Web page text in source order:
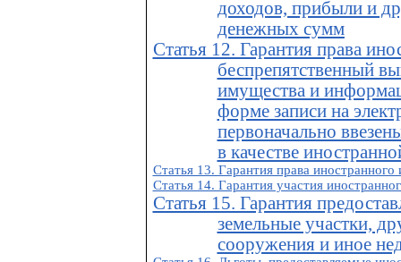
доходов, прибыли и
денежных сумм
Статья 12. Гарантия права
беспрепятственный
имущества и
форме записи на
первоначально
в качестве
Статья 13. Гарантия права
Статья 14. Гарантия участия
Статья 15. Гарантия
земельные участки,
сооружения и иное